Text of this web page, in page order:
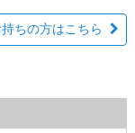
ちの方はこちら